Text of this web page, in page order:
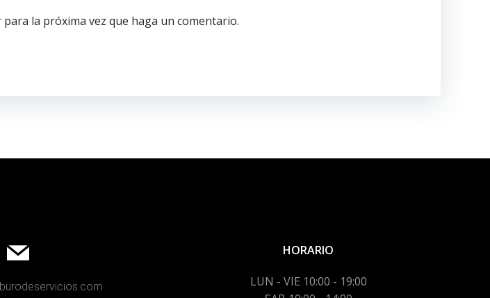
la próxima vez que haga un comentario.
HORARIO
LUN - VIE 10:00 - 19:00